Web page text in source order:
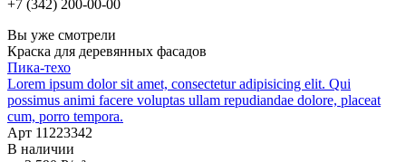
+7 (342) 200-00-00
Вы уже смотрели
Краска для деревянных фасадов
Пика-техо
Lorem ipsum dolor sit amet, consectetur adipisicing elit. Qui
possimus animi facere voluptas ullam repudiandae dolore, placeat
cum, porro tempora.
Арт 11223342
В наличии